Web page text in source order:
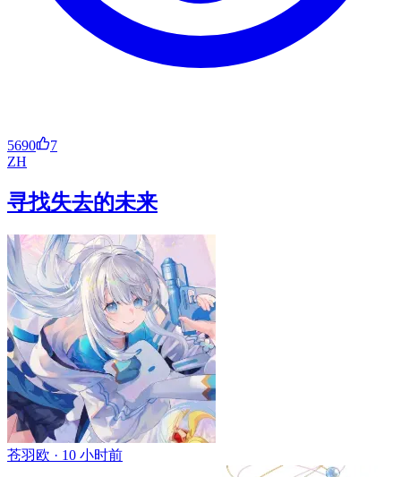
5690
7
ZH
寻找失去的未来
苍羽欧 · 10 小时前